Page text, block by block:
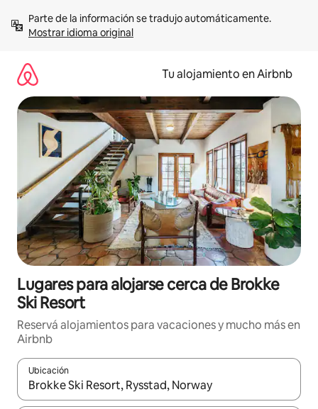
contenidoMostrar idioma original
Tu alojamiento en Airbnb
Lugares para alojarse cerca de Brokke
Ski Resort
Reservá alojamientos para vacaciones y mucho más en
Airbnb
Ubicación
Cuando los resultados estén disponibles, navegá con las